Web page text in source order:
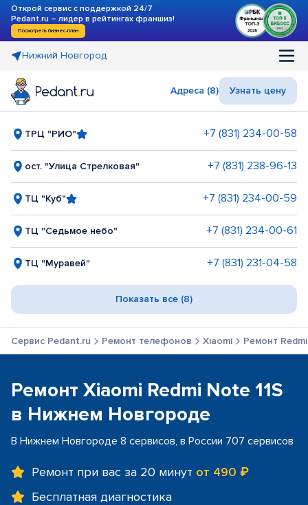
Открой сервис с поддержкой 24/7
Pedant.ru – лидер в рейтингах франшиз!
Посмотреть бизнес-план
Нижний Новгород
Адреса (8) Узнать цену
ТРЦ "РИО" +7 (831) 234-00-58
ост. "Улица Стрелковая" +7 (831) 238-96-13
ТЦ "Куб" +7 (831) 234-00-59
ТЦ "Седьмое небо" +7 (831) 234-00-61
ТЦ "Муравей" +7 (831) 231-04-58
Показать все (8)
Сервис Pedant.ru Ремонт телефонов Xiaomi Ремонт
Ремонт Xiaomi Redmi Note 11S
в Нижнем Новгороде
В Нижнем Новгороде 8 сервисов, в России 707 сервисов
Ремонт при вас за 20 минут от 490 ₽
Бесплатная диагностика